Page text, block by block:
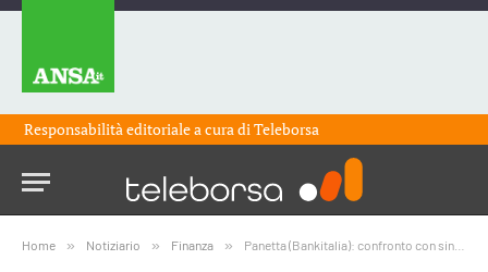
Responsabilità editoriale a cura diTeleborsa
Home » Notiziario » Finanza » Panetta (Bankitalia): confronto con sindacati per ricadute sul personale del riordino filiali